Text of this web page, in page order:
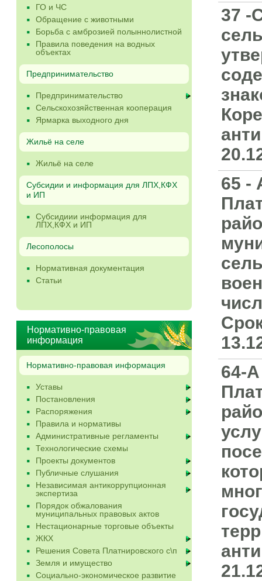
ГО и ЧС
Обращение с животными
Борьба с амброзией полыннолистной
Правила поведения на водных
объектах
Предпринимательство
Предпринимательство
Сельскохозяйственная кооперация
Ярмарка выходного дня
Жильё на селе
Жильё на селе
Субсидии и информация для ЛПХ,КФХ
и ИП
Субсидиии информация для
ЛПХ,КФХ и ИП
Лесополосы
Нормативная документация
Статьи
Нормативно-правовая
информация
Нормативно-правовая информация
Уставы
Постановления
Распоряжения
Правила и нормативы
Административные регламенты
Технологические схемы
Проекты документов
Публичные слушания
Независимая антикоррупционная
экспертиза
Порядок обжалования
муниципальных правовых актов
Нестационарные торговые объекты
ЖКХ
Решения Совета Платнировского с\п
Земля и имущество
Социально-экономическое развитие
37 -
65 -
64-